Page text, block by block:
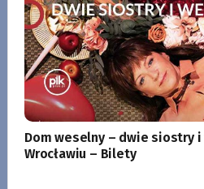
Dom weselny – dwie siostry
Wrocławiu – Bilety